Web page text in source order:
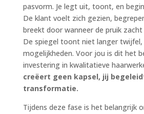
pasvorm. Je legt uit, toont, en
De klant voelt zich gezien,
breekt door wanneer de pruik
De spiegel toont niet langer twijfel,
mogelijkheden. Voor jou is dit het
investering in kwalitatieve
creëert geen kapsel, jij
transformatie.
Tijdens deze fase is het belangrijk